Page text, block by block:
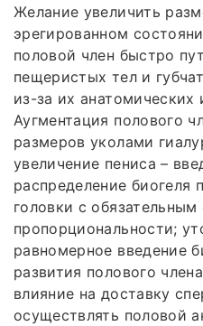
Желание увеличить
эрегированном
половой член быстро
пещеристых тел и
из-за их анатомических
Аугментация полового
размеров уколами
увеличение пениса –
распределение биогеля
головки с
пропорциональности;
равномерное введение
развития полового
влияние на доставку
осуществлять половой